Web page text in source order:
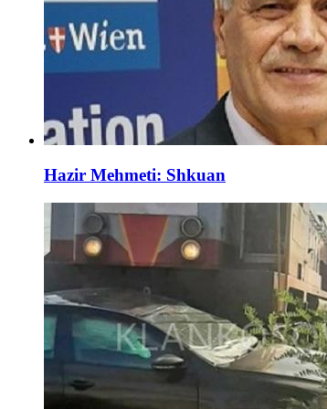
Hazir Mehmeti: Shkuan